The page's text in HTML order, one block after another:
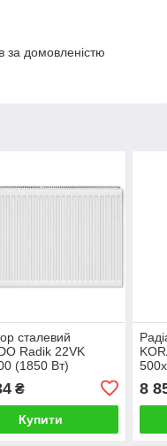
за домовленістю
сталевий
Radik 22VK
(1850 Вт)
₴
Купити
8